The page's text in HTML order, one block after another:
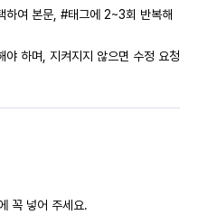
하여 본문, #태그에 2~3회 반복해
야 하며, 지켜지지 않으면 수정 요청
꼭 넣어 주세요.